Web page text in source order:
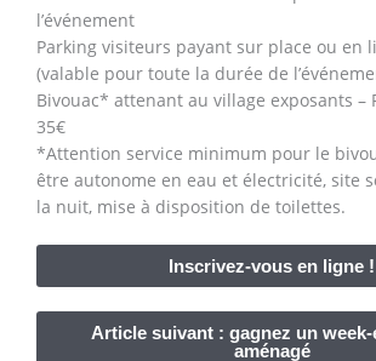
l’événement
Parking visiteurs payant sur place ou en
(valable pour toute la durée de
Bivouac* attenant au village exposants –
35€
*Attention service minimum pour le
être autonome en eau et électricité, site
la nuit, mise à disposition de toilettes.
Inscrivez-vous en ligne !
Article suivant : gagnez un week-
aménagé